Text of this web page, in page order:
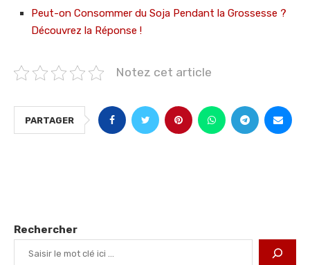
Peut-on Consommer du Soja Pendant la Grossesse ?
Découvrez la Réponse !
Notez cet article
PARTAGER
Rechercher